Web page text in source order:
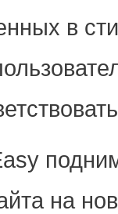
в
на